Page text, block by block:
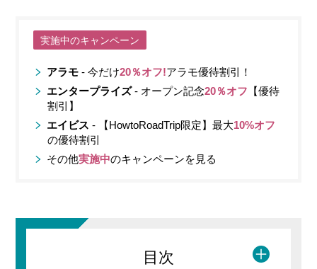
実施中のキャンペーン
アラモ- 今だけ20％オフ!アラモ優待割引！
エンタープライズ- オープン記念20％オフ 【優待
割引】
エイビス- 【HowtoRoadTrip限定】最大10%オフ
の優待割引
その他実施中のキャンペーンを見る
目次